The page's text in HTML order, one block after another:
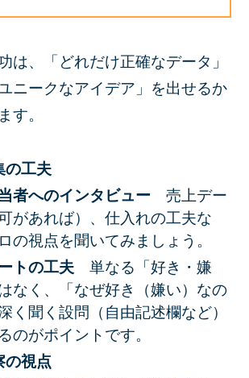
は、「どれだけ正確なデータ」
ニークなアイデア」を出せるか
す。
の工夫
者へのインタビュー 売上デー
があれば）、仕入れの工夫な
の視点を聞いてみましょう。
トの工夫 単なる「好き・嫌
なく、「 なぜ好き（嫌い）なの
く聞く設問（自由記述欄など）
のがポイントです。
の視点